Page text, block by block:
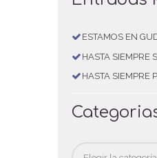
ESTAMOS EN
HASTA SIEMPRE
HASTA SIEMPRE